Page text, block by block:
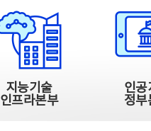
지능기술
인프라본부
인공
정부